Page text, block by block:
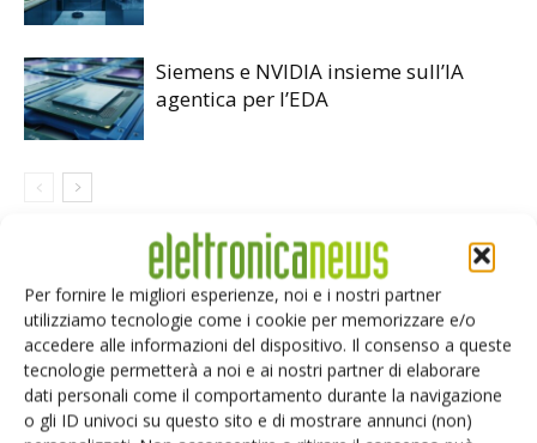
Per fornire le migliori esperienze, noi e i nostri partner
utilizziamo tecnologie come i cookie per memorizzare e/o
accedere alle informazioni del dispositivo. Il consenso a queste
tecnologie permetterà a noi e ai nostri partner di elaborare
dati personali come il comportamento durante la navigazione
o gli ID univoci su questo sito e di mostrare annunci (non)
Siemens e NVIDIA insieme sull’IA
agentica per l’EDA
LASCIA UN COMMENTO